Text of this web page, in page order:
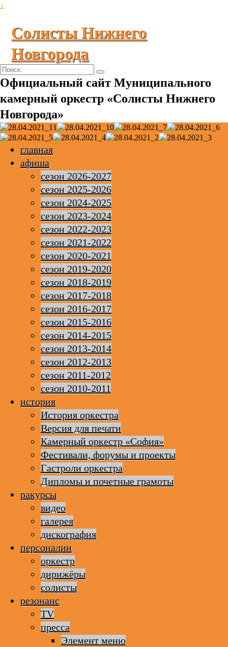
↓
Солисты Нижнего
Новгорода
Поиск:
Официальный сайт Муниципального
камерный оркестр «Солисты Нижнего
Новгорода»
главная
афиша
сезон 2026-2027
сезон 2025-2026
сезон 2024-2025
сезон 2023-2024
сезон 2022-2023
сезон 2021-2022
сезон 2020-2021
сезон 2019-2020
сезон 2018-2019
сезон 2017-2018
сезон 2016-2017
сезон 2015-2016
сезон 2014-2015
сезон 2013-2014
сезон 2012-2013
сезон 2011-2012
сезон 2010-2011
история
История оркестра
Версия для печати
Камерный оркестр «София»
Фестивали, форумы и проекты
Гастроли оркестра
Дипломы и почетные грамоты
ракурсы
видео
галерея
дискография
персоналии
оркестр
дирижёры
солисты
резонанс
TV
пресса
Элемент меню